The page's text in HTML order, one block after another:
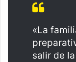
«La
salir de